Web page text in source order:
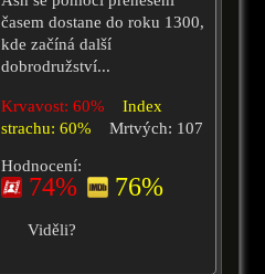
časem dostane do roku 1300,
kde začíná další
dobrodružství...
Krvavost: 60%
Index
strachu: 60%
Mrtvých: 107
Hodnocení:
74% 76%
Viděli?